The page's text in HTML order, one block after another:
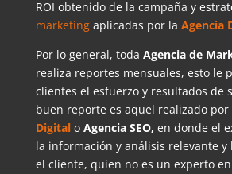
ROI obtenido de la campaña y
marketingaplicadas por la Agencia
Por lo general, toda Agencia de
realiza reportes mensuales, esto le
clientes el esfuerzo y resultados de
buen reporte es aquel realizado por
Digital o Agencia SEO, en donde el
la información y análisis relevante y
el cliente, quien no es un experto